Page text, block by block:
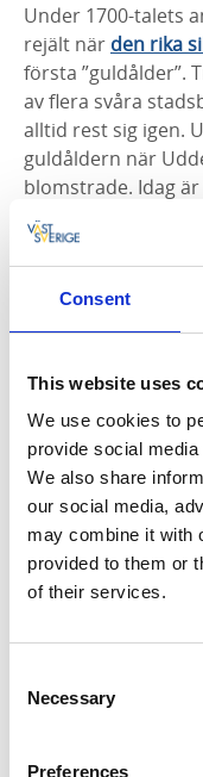
Consent
This website uses
We use cookies to
provide social
We also share
our social media,
may combine it with
provided to them or
of their services.
Selection
Necessary
Preferences
Under 1700-talets
rejält när den rika
första ”guldålder”.
av flera svåra
alltid rest sig igen.
guldåldern när
blomstrade. Idag
Bohuslän och en
rikt näringsliv.
Unika platser
spektakulära
Skalbankarna i
vidare längs
den här vägen till
bad- och kurort.
kurortshistoria, bo
badhotellet som
tur
, ta ett dopp,
en fika i den
Att promenera